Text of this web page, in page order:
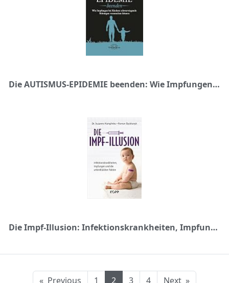
Die AUTISMUS-EPIDEMIE beenden: Wie Impfungen bei Kindern schwerwiegende Störungen verursachen können
Die Impf-Illusion: Infektionskrankheiten, Impfungen und die unterdrückten Fakten
« Previous 1 2 3 4 Next »